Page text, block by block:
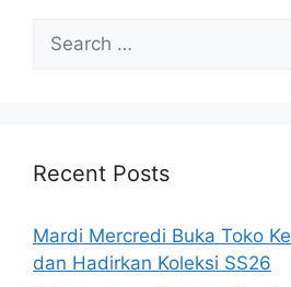
for:
Recent Posts
Mardi Mercredi Buka Toko
dan Hadirkan Koleksi SS26